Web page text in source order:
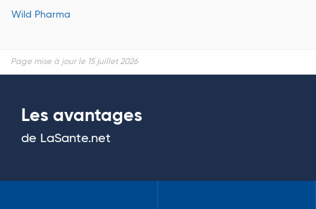
Wild Pharma
Page mise à jour le 15 juillet 2026
Les avantages
de LaSante.net